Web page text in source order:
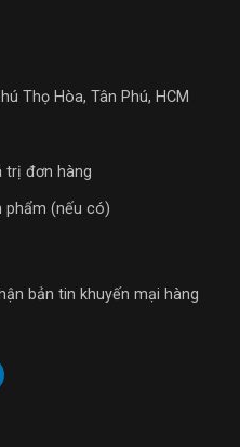
Thọ Hòa, Tân Phú, HCM
trị đơn hàng
phẩm (nếu có)
bản tin khuyến mại hàng